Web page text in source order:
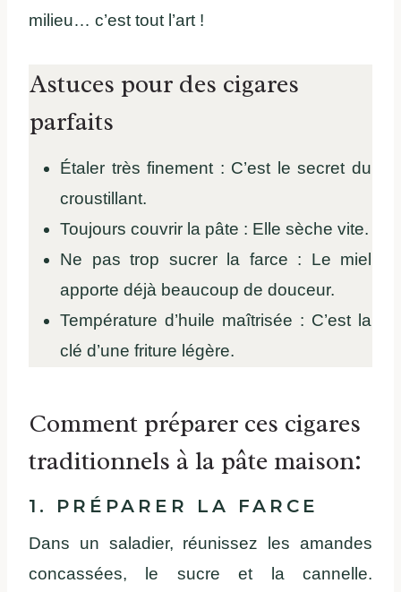
milieu… c’est tout l’art !
Astuces pour des cigares
parfaits
Étaler très finement : C’est le secret du
croustillant.
Toujours couvrir la pâte : Elle sèche vite.
Ne pas trop sucrer la farce : Le miel
apporte déjà beaucoup de douceur.
Température d’huile maîtrisée : C’est la
clé d’une friture légère.
Comment préparer ces cigares
traditionnels à la pâte maison:
1. PRÉPARER LA FARCE
Dans un saladier, réunissez les amandes
concassées, le sucre et la cannelle.